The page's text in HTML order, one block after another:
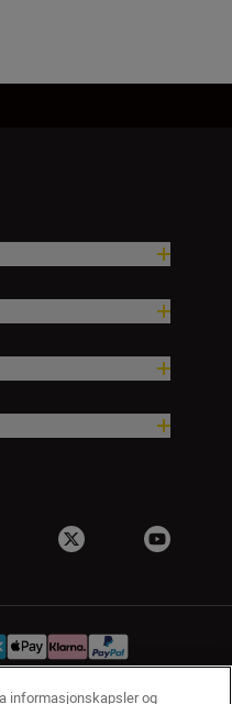
informasjonskapsler og